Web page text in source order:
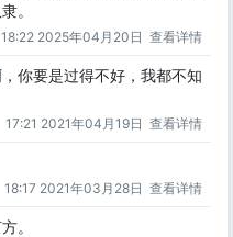
。
18:22 2025年04月20日 查看详情
你要是过得不好，我都不知
17:21 2021年04月19日 查看详情
18:17 2021年03月28日 查看详情
。